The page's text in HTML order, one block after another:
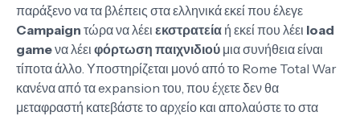
παράξενο να τα βλέπεις στα ελληνικά εκεί που έλεγε
Campaign τώρα να λέει εκστρατεία ή εκεί που λέει load
gameνα λέει φόρτωση παιχνιδιού μια συνήθεια είναι
τίποτα άλλο. Υποστηρίζεται μονό από το Rome Total War
κανένα από τα expansion του, που έχετε δεν θα
μεταφραστή κατεβάστε το αρχείο και απολαύστε το στα